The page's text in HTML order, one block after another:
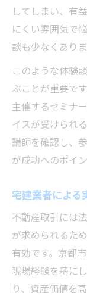
してしまい、有
にくい雰囲気で
談も少なくありま
このような体験
ぶことが重要で
主催するセミナ
イスが受けられ
講師を確認し、
が成功へのポイン
宅建業者による
不動産取引には
が求められるた
有効です。京都
現場経験を基に
り、資産価値を